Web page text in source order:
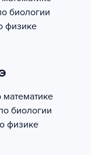
биологии
физике
биологии
физике